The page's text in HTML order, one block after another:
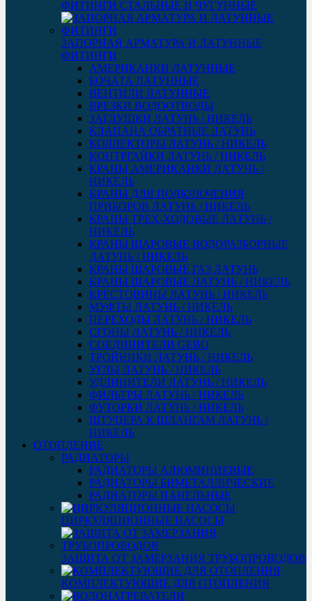
ФИТИНГИ СТАЛЬНЫЕ И ЧУГУННЫЕ
ЗАПОРНАЯ АРМАТУРА И ЛАТУННЫЕ
ФИТИНГИ
АМЕРИКАНКИ ЛАТУННЫЕ
БОЧАТА ЛАТУННЫЕ
ВЕНТИЛИ ЛАТУННЫЕ
ВРЕЗКИ ВОДООТВОДЫ
ЗАГЛУШКИ ЛАТУНЬ / НИКЕЛЬ
КЛАПАНА ОБРАТНЫЕ ЛАТУНЬ
КОЛЛЕКТОРЫ ЛАТУНЬ / НИКЕЛЬ
КОНТРГАЙКИ ЛАТУНЬ / НИКЕЛЬ
КРАНЫ АМЕРИКАНКИ ЛАТУНЬ /
НИКЕЛЬ
КРАНЫ ДЛЯ ПОДКЛЮЧЕНИЯ
ПРИБОРОВ ЛАТУНЬ / НИКЕЛЬ
КРАНЫ ТРЕХ-ХОДОВЫЕ ЛАТУНЬ /
НИКЕЛЬ
КРАНЫ ШАРОВЫЕ ВОДОРАЗБОРНЫЕ
ЛАТУНЬ / НИКЕЛЬ
КРАНЫ ШАРОВЫЕ ГАЗ ЛАТУНЬ
КРАНЫ ШАРОВЫЕ ЛАТУНЬ / НИКЕЛЬ
КРЕСТОВИНЫ ЛАТУНЬ / НИКЕЛЬ
МУФТЫ ЛАТУНЬ / НИКЕЛЬ
ПЕРЕХОДЫ ЛАТУНЬ / НИКЕЛЬ
СГОНЫ ЛАТУНЬ / НИКЕЛЬ
СОЕДИНИТЕЛИ GEBO
ТРОЙНИКИ ЛАТУНЬ / НИКЕЛЬ
УГЛЫ ЛАТУНЬ / НИКЕЛЬ
УДЛИНИТЕЛИ ЛАТУНЬ / НИКЕЛЬ
ФИЛЬТРЫ ЛАТУНЬ / НИКЕЛЬ
ФУТОРКИ ЛАТУНЬ / НИКЕЛЬ
ШТУЦЕРА К ШЛАНГАМ ЛАТУНЬ /
НИКЕЛЬ
ОТОПЛЕНИЕ
РАДИАТОРЫ
РАДИАТОРЫ АЛЮМИНИЕВЫЕ
РАДИАТОРЫ БИМЕТАЛЛИЧЕСКИЕ
РАДИАТОРЫ ПАНЕЛЬНЫЕ
ЦИРКУЛЯЦИОННЫЕ НАСОСЫ
ЗАЩИТА ОТ ЗАМЕРЗАНИЯ ТРУБОПРОВОДОВ
КОМПЛЕКТУЮЩИЕ ДЛЯ ОТОПЛЕНИЯ